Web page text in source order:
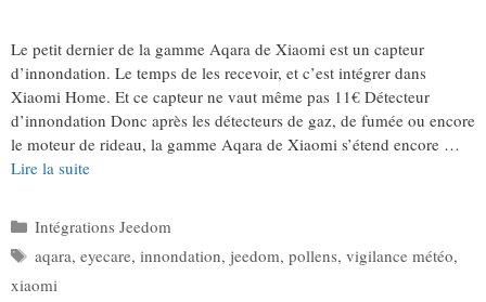
Le petit dernier de la gamme Aqara de Xiaomi est un capteur
d’innondation. Le temps de les recevoir, et c’est intégrer dans
Xiaomi Home. Et ce capteur ne vaut même pas 11€ Détecteur
d’innondation Donc après les détecteurs de gaz, de fumée ou encore
le moteur de rideau, la gamme Aqara de Xiaomi s’étend encore …
Lire la suite
Catégories
Intégrations Jeedom
Étiquettes
aqara, eyecare, innondation, jeedom, pollens, vigilance météo,
xiaomi